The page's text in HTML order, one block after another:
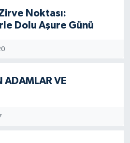
Noktası:
Dolu Aşure Günü
ADAMLAR VE